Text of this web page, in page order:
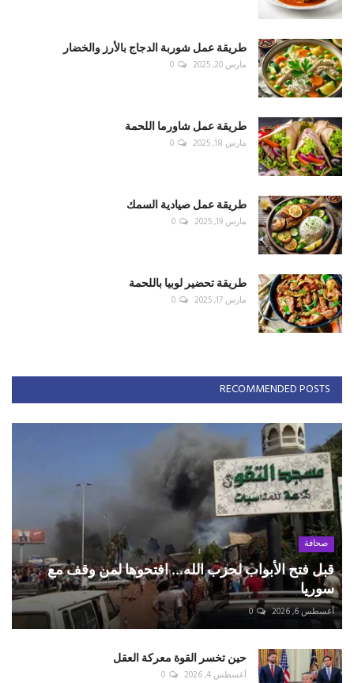
طريقة عمل شوربة الدجاج بالأرز والخضار
مارس 20, 2025 0
طريقة عمل شاورما اللحمة
مارس 18, 2025 0
طريقة عمل صيادية السمك
مارس 19, 2025 0
طريقة تحضير لوبيا باللحمة
مارس 17, 2025 0
RECOMMENDED POSTS
صحافة
قبل فتح الأبواب لحزب الله... افتحوها لمن وقف مع
سوريا
أغسطس 6, 2026 0
حين تخسر القوة معركة العقل
أغسطس 4, 2026 0